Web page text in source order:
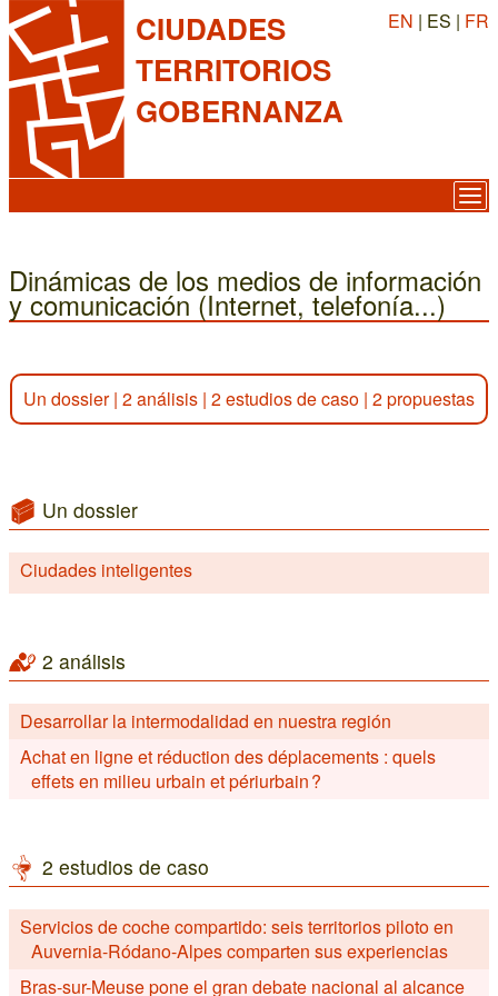
CIUDADES
TERRITORIOS
GOBERNANZA
EN | ES | FR
Dinámicas de los medios de información
y comunicación (Internet, telefonía...)
Un dossier| 2 análisis | 2 estudios de caso | 2 propuestas
Un dossier
Ciudades inteligentes
2 análisis
Desarrollar la intermodalidad en nuestra región
Achat en ligne et réduction des déplacements : quels
effets en milieu urbain et périurbain ?
2 estudios de caso
Servicios de coche compartido: seis territorios piloto en
Auvernia-Ródano-Alpes comparten sus experiencias
Bras-sur-Meuse pone el gran debate nacional al alcance